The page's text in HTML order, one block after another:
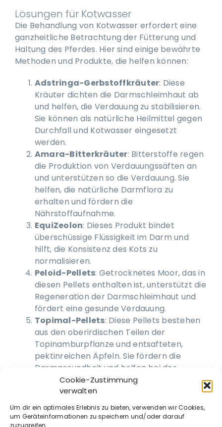
Cookie-Zustimmung
verwalten
Um dir ein optimales Erlebnis zu bieten, verwenden wir Cookies,
um Geräteinformationen zu speichern und/oder darauf
zuzugreifen.
Lösungen für Kotwasser
Die Behandlung von Kotwasser erfordert eine
ganzheitliche Betrachtung der Fütterung und
Haltung des Pferdes. Hier sind einige bewährte
Methoden und Produkte, die helfen können:
Adstringa-Gerbstoffkräuter: Diese
Kräuter dichten die Darmschleimhaut ab
und helfen, die Verdauung zu stabilisieren.
Sie können als natürliche Heilmittel gegen
Durchfall und Kotwasser eingesetzt
werden.
Amara-Bitterkräuter: Bitterstoffe regen
die Produktion von Verdauungssäften an
und unterstützen so die Verdauung. Sie
helfen, die natürliche Darmflora zu
erhalten und fördern die
Nährstoffaufnahme.
EquiZeolon: Dieses Produkt bindet
überschüssige Flüssigkeit im Darm und
hilft, die Konsistenz des Kots zu
normalisieren.
Peloid-Pellets: Getrocknetes Moor, das in
diesen Pellets enthalten ist, unterstützt die
Regeneration der Darmschleimhaut und
fördert eine gesunde Verdauung.
Topimal-Pellets: Diese Pellets bestehen
aus den oberirdischen Teilen der
Topinamburpflanze und entsafteten,
pektinreichen Äpfeln. Sie fördern die
Darmgesundheit und helfen bei der
Regulation der Verdauung.
Grundversorgung sicherstellen
ausgewogene Ernährung mit
ausreichender Rohfaser und regelmäßigen